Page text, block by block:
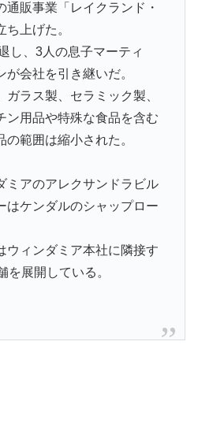
通販事業「レイクランド・
上げた。
し、3人の息子マーティ
会社を引き継いだ。
ラス製、セラミック製、
ン用品や特殊な食品を含む
範囲は縮小された。
ミアのアレクサンドラビル
はケンダルのシャップロー
ウィンダミア本社に隣接す
を展開している。